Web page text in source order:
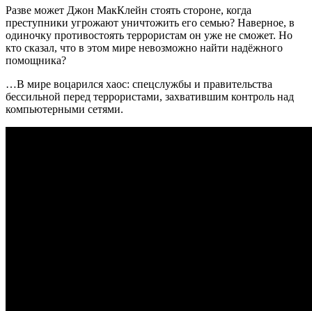
Разве может Джон МакКлейн стоять стороне, когда
преступники угрожают уничтожить его семью? Наверное, в
одиночку противостоять террористам он уже не сможет. Но
кто сказал, что в этом мире невозможно найти надёжного
помощника?
…В мире воцарился хаос: спецслужбы и правительства
бессильной перед террористами, захватившим контроль над
компьютерными сетями.